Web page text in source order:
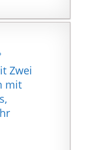
ob
Zwei
mit